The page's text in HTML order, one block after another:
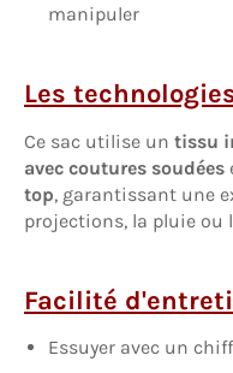
manipuler
Les
Ce sac utilise un tissu
avec coutures soudées
top, garantissant une
projections, la pluie ou
Facilité
Essuyer avec un